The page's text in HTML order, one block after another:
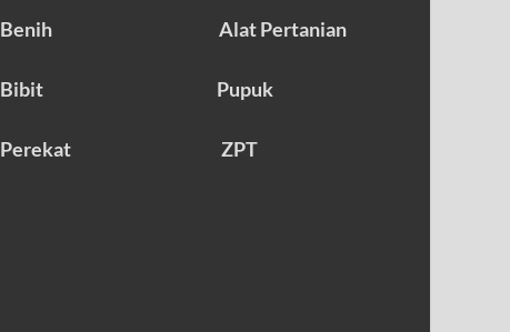
Benih Alat Pertanian
Bibit Pupuk
Perekat ZPT